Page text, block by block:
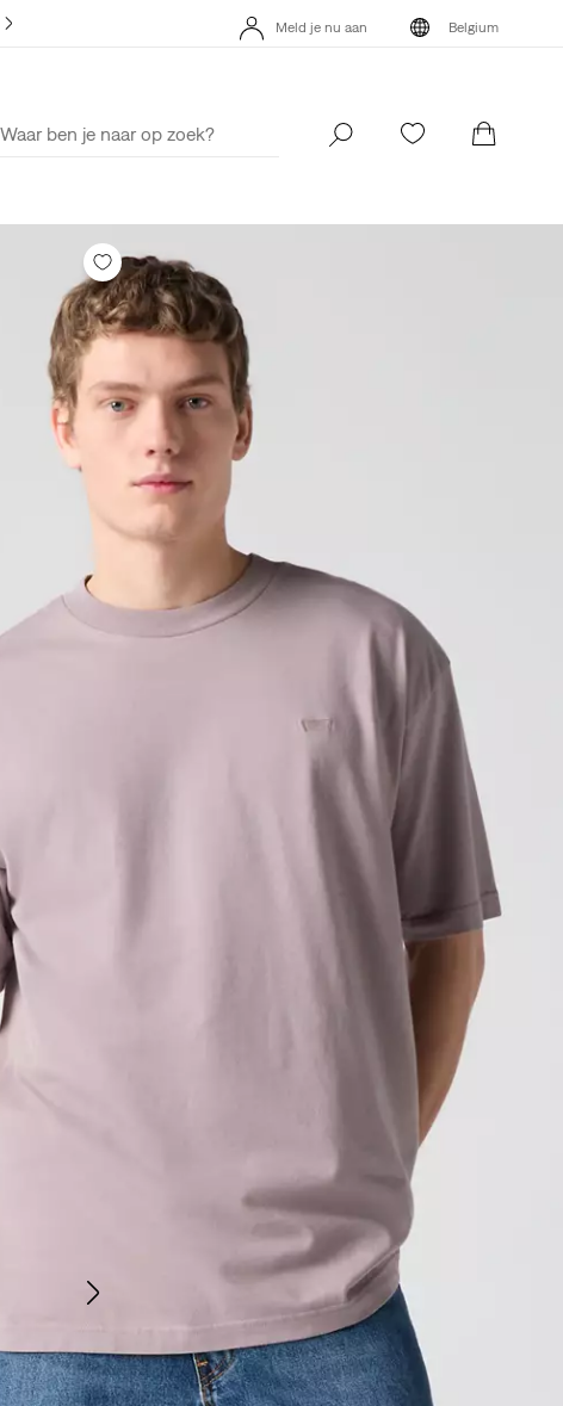
Levi's App. Het beste van Levi’s®, speciaal voor jou op maat gemaakt.
Meer details
Meld je nu aan Belgium
Levi's App. Het beste van Levi’s®, speciaal voor jou op maat gemaakt.
Meld je nu aan